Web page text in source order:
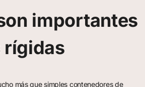
importantes
rígidas
más que simples contenedores de